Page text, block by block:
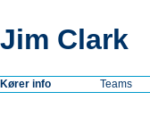
Jim Clark
Kører info Teams